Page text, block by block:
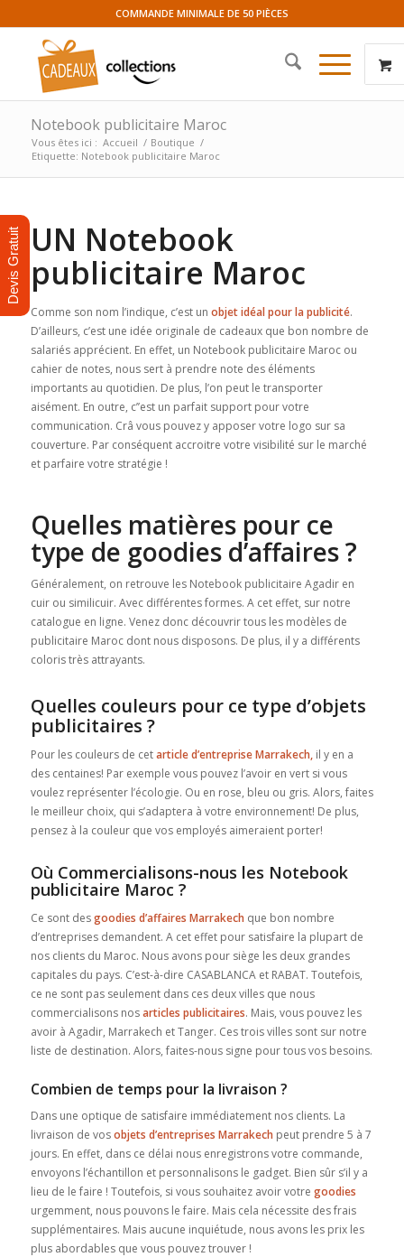
COMMANDE MINIMALE DE 50 PIÈCES
Notebook publicitaire Maroc
Vous êtes ici : Accueil / Boutique /
Etiquette: Notebook publicitaire Maroc
UN Notebook
publicitaire Maroc
Comme son nom l’indique, c’est un objet idéal pour la publicité.
D’ailleurs, c’est une idée originale de cadeaux que bon nombre de
salariés apprécient. En effet, un Notebook publicitaire Maroc ou
cahier de notes, nous sert à prendre note des éléments
importants au quotidien. De plus, l’on peut le transporter
aisément. En outre, c’’est un parfait support pour votre
communication. Crâ vous pouvez y apposer votre logo sur sa
couverture. Par conséquent accroitre votre visibilité sur le marché
et parfaire votre stratégie !
Quelles matières pour ce
type de goodies d’affaires ?
Généralement, on retrouve les Notebook publicitaire Agadir en
cuir ou similicuir. Avec différentes formes. A cet effet, sur notre
catalogue en ligne. Venez donc découvrir tous les modèles de
publicitaire Maroc dont nous disposons. De plus, il y a différents
coloris très attrayants.
Quelles couleurs pour ce type d’objets
publicitaires ?
Pour les couleurs de cetarticle d’entreprise Marrakech,il y en a
des centaines! Par exemple vous pouvez l’avoir en vert si vous
voulez représenter l’écologie. Ou en rose, bleu ou gris. Alors, faites
le meilleur choix, qui s’adaptera à votre environnement! De plus,
pensez à la couleur que vos employés aimeraient porter!
Où Commercialisons-nous les Notebook
publicitaire Maroc ?
Ce sont desgoodies d’affaires Marrakech que bon nombre
d’entreprises demandent. A cet effet pour satisfaire la plupart de
nos clients du Maroc. Nous avons pour siège les deux grandes
capitales du pays. C’est-à-dire CASABLANCA et RABAT. Toutefois,
ce ne sont pas seulement dans ces deux villes que nous
commercialisons nosarticles publicitaires. Mais, vous pouvez les
avoir à Agadir, Marrakech et Tanger. Ces trois villes sont sur notre
liste de destination. Alors, faites-nous signe pour tous vos besoins.
Combien de temps pour la livraison ?
Dans une optique de satisfaire immédiatement nos clients. La
livraison de vosobjets d’entreprises Marrakech peut prendre 5 à 7
jours. En effet, dans ce délai nous enregistrons votre commande,
envoyons l’échantillon et personnalisons le gadget. Bien sûr s’il y a
lieu de le faire ! Toutefois, si vous souhaitez avoir votre goodies
urgemment, nous pouvons le faire. Mais cela nécessite des frais
supplémentaires. Mais aucune inquiétude, nous avons les prix les
plus abordables que vous pouvez trouver !
Devis Gratuit